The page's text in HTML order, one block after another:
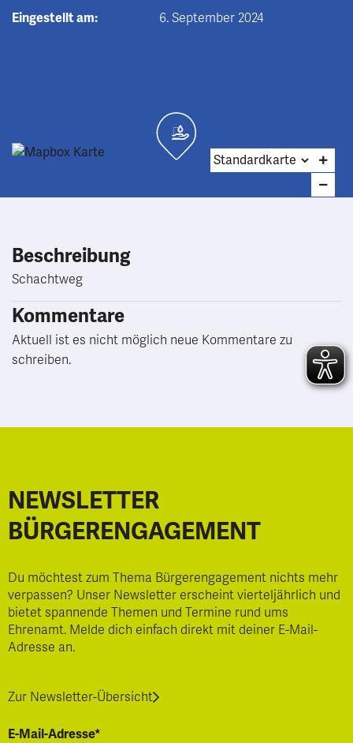
Eingestellt am: 6. September 2024
Beschreibung
Schachtweg
Kommentare
Aktuell ist es nicht möglich neue Kommentare zu
schreiben.
NEWSLETTER
BÜRGERENGAGEMENT
Du möchtest zum Thema Bürgerengagement nichts mehr
verpassen? Unser Newsletter erscheint vierteljährlich und
bietet spannende Themen und Termine rund ums
Ehrenamt. Melde dich einfach direkt mit deiner E-Mail-
Adresse an.
Zur Newsletter-Übersicht
E-Mail-Adresse*